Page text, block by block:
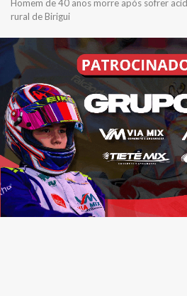
Homem de 40 anos morre após sofrer
rural de Birigui